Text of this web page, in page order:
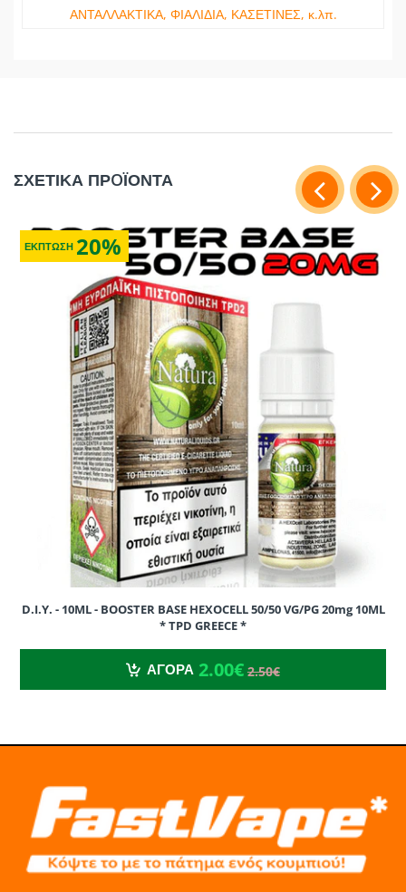
ΑΝΤΑΛΛΑΚΤΙΚΑ, ΦΙΑΛΙΔΙΑ, ΚΑΣΕΤΙΝΕΣ, κ.λπ.
ΣΧΕΤΙΚΑ ΠΡOΪΟΝΤΑ
ΕΚΠΤΩΣΗ 20%
D.I.Y. - 10ML - BOOSTER BASE HEXOCELL 50/50 VG/PG 20mg 10ML
* TPD GREECE *
ΑΓΟΡΑ 2.00€ 2.50€